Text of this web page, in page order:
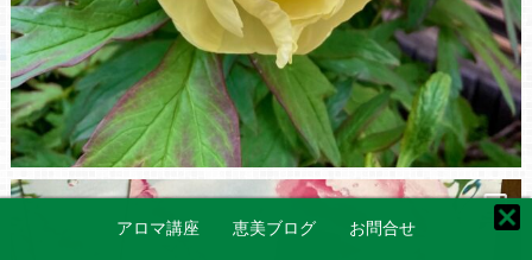
アロマ講座 恵美ブログ お問合せ